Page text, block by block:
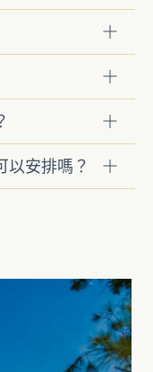
以安排嗎？